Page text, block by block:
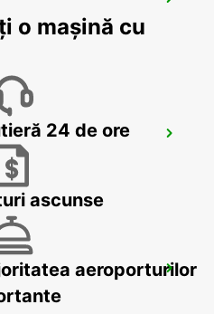
o mașină cu
24 de ore
ascunse
aeroporturilor